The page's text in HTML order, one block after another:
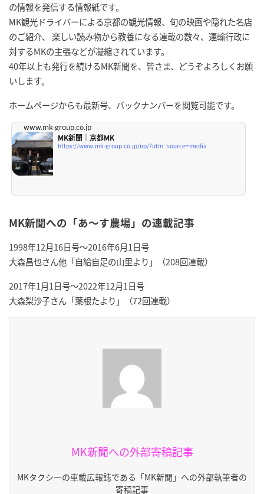
の情報を発信する情報紙です。
MK観光ドライバーによる京都の観光情報、旬の映画や隠れた名店
のご紹介、 楽しい読み物から教養になる連載の数々、運輸行政に
対するMKの主張などが凝縮されています。
40年以上も発行を続けるMK新聞を、皆さま、どうぞよろしくお願
いします。
ホームページからも最新号、バックナンバーを閲覧可能です。
www.mk-group.co.jp
MK新聞｜京都MK
https://www.mk-group.co.jp/np/?utm_source=media
MK新聞への「あ～す農場」の連載記事
1998年12月16日号～2016年6月1日号
大森昌也さん他「自給自足の山里より」（208回連載）
2017年1月1日号～2022年12月1日号
大森梨沙子さん「葉根たより」（72回連載）
MK新聞への外部寄稿記事
MKタクシーの車載広報誌である「MK新聞」への外部執筆者の
寄稿記事